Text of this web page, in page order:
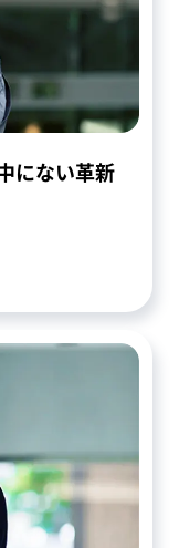
にない革新